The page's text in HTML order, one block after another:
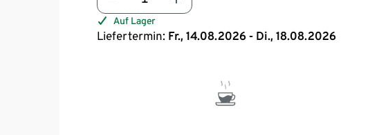
Auf Lager
Liefertermin: Fr., 14.08.2026 - Di., 18.08.2026